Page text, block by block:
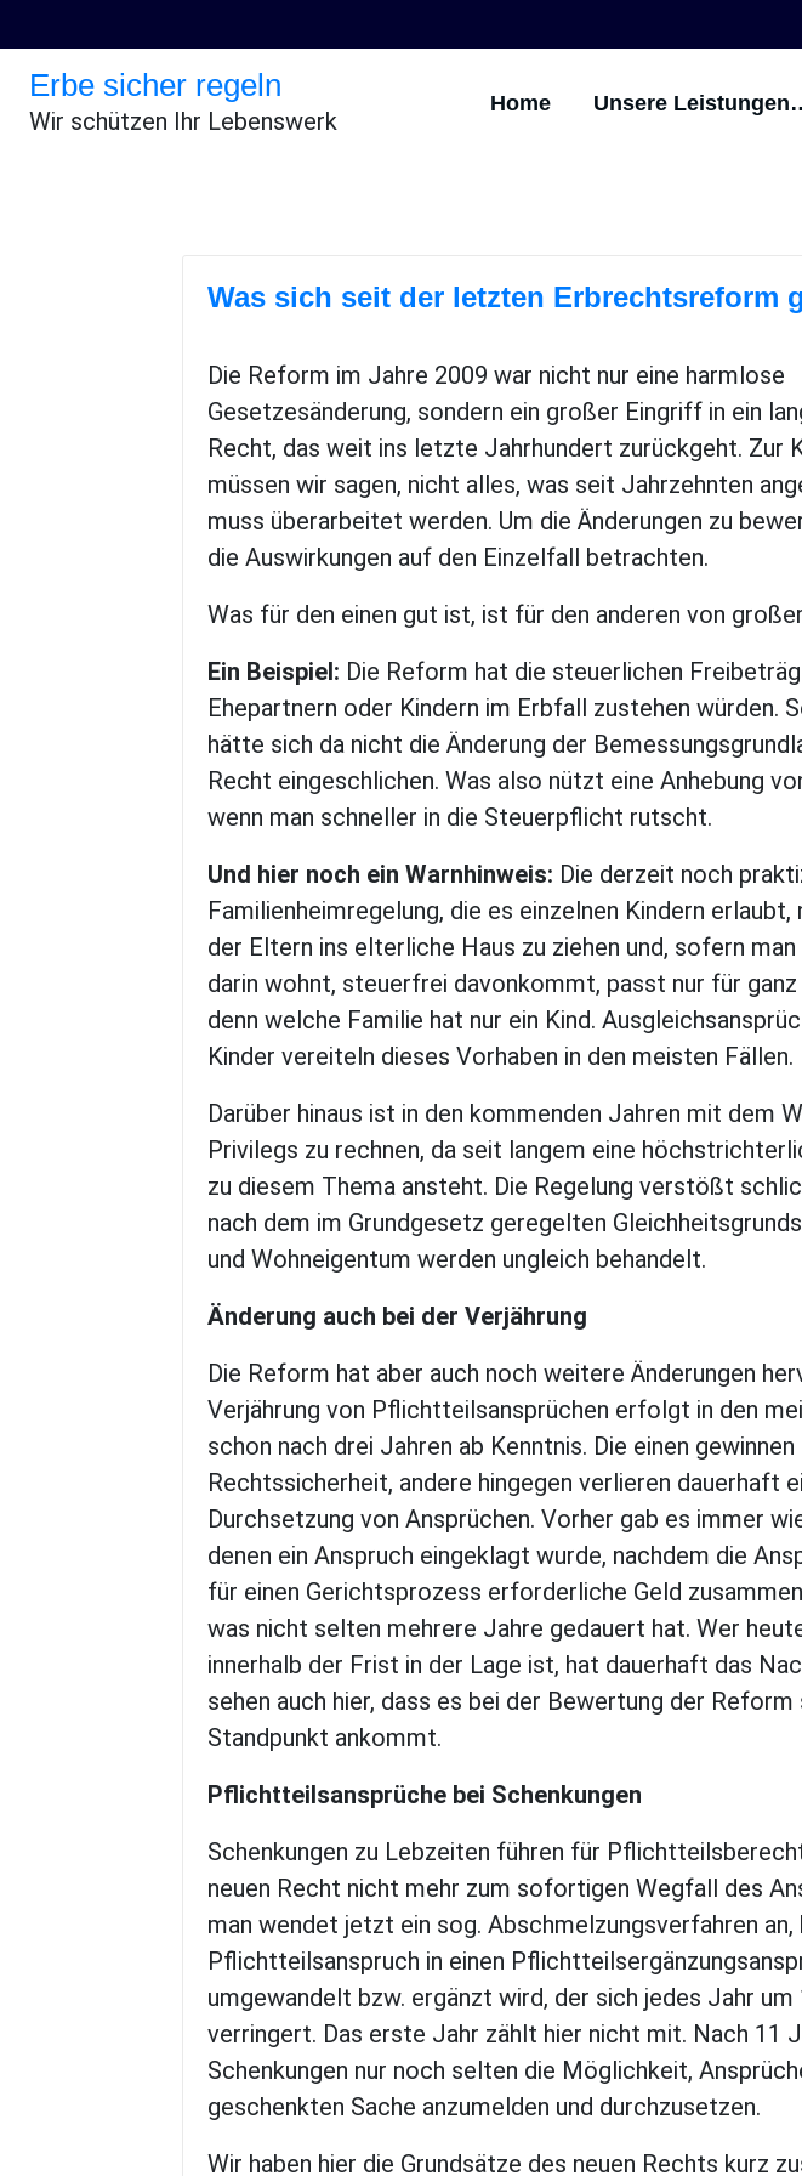
Erbe sicher regeln
Wir schützen Ihr Lebenswerk
Home Unsere
Was sich seit der letzten Erbrechtsreform
Die Reform im Jahre 2009 war nicht nur eine harmlose
Gesetzesänderung, sondern ein großer Eingriff in ein
Recht, das weit ins letzte Jahrhundert zurückgeht. Zur
müssen wir sagen, nicht alles, was seit Jahrzehnten
muss überarbeitet werden. Um die Änderungen zu
die Auswirkungen auf den Einzelfall betrachten.
Was für den einen gut ist, ist für den anderen von
Ein Beispiel: Die Reform hat die steuerlichen
Ehepartnern oder Kindern im Erbfall zustehen würden.
hätte sich da nicht die Änderung der
Recht eingeschlichen. Was also nützt eine Anhebung
wenn man schneller in die Steuerpflicht rutscht.
Und hier noch ein Warnhinweis: Die derzeit noch
Familienheimregelung, die es einzelnen Kindern erlaubt,
der Eltern ins elterliche Haus zu ziehen und, sofern man
darin wohnt, steuerfrei davonkommt, passt nur für ganz
denn welche Familie hat nur ein Kind.
Kinder vereiteln dieses Vorhaben in den meisten Fällen.
Darüber hinaus ist in den kommenden Jahren mit dem
Privilegs zu rechnen, da seit langem eine
zu diesem Thema ansteht. Die Regelung verstößt
nach dem im Grundgesetz geregelten
und Wohneigentum werden ungleich behandelt.
Änderung auch bei der Verjährung
Die Reform hat aber auch noch weitere Änderungen
Verjährung von Pflichtteilsansprüchen erfolgt in den
schon nach drei Jahren ab Kenntnis. Die einen gewinnen
Rechtssicherheit, andere hingegen verlieren dauerhaft
Durchsetzung von Ansprüchen. Vorher gab es immer
denen ein Anspruch eingeklagt wurde, nachdem die
für einen Gerichtsprozess erforderliche Geld
was nicht selten mehrere Jahre gedauert hat. Wer
innerhalb der Frist in der Lage ist, hat dauerhaft das
sehen auch hier, dass es bei der Bewertung der
Standpunkt ankommt.
Pflichtteilsansprüche bei Schenkungen
Schenkungen zu Lebzeiten führen für
neuen Recht nicht mehr zum sofortigen Wegfall des
man wendet jetzt ein sog. Abschmelzungsverfahren an,
Pflichtteilsanspruch in einen
umgewandelt bzw. ergänzt wird, der sich jedes Jahr
verringert. Das erste Jahr zählt hier nicht mit. Nach 11
Schenkungen nur noch selten die Möglichkeit,
geschenkten Sache anzumelden und durchzusetzen.
Wir haben hier die Grundsätze des neuen Rechts kurz